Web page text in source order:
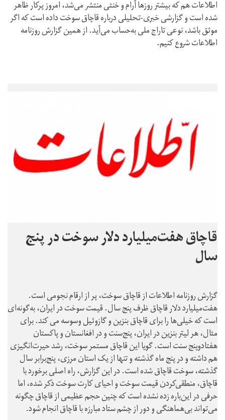
اطلاعات هم که بیشتر روزها آرام و خنثی منتشر می‌شد، امروز پرکار ظاهر
شده است و گزارشی خبری-تحلیلی درباره قاچاق سوخت داده است که اگر
موثق باشد، نوعی تاراج ملی به‌حساب می‌آید. از همین گزارش روزنامه
اطلاعات شروع کنیم.
قاچاق هفت‌میلیارد دلار سوخت در پنج‌
سال
گزارش روزنامه اطلاعات از قاچاق سوخت، پر از ارقام نجومی است.
هفت‌میلیارد دلار قاچاق ظرف پنج سال. قیمت سوخت در ایران، به‌گونه‌ای
است که خیلی‌ها را برای قاچاق بنزین و گازوئیل وسوسه می کند. برای
مثال، هر لیتر بنزین در ایران، پنج‌سنت و در افغانستان و پاکستان
هفتادوپنج سنت است. گویا این قاچاق مستمر سوخت، رشد حیرت‌انگیزی
هم داشته و در پنج ماه گذشته و تنها از یک استان مرزی، پنج‌برابر سال
گذشته، سوخت قاچاق شده است. در این گزارش، راه اصلی برخورد با
قاچاق، منطقی‌کردن قیمت سوخت و احیای کارت سوخت ذکر شده، اما
حرفی در این‌باره زده نشده است که چنین حجم عظیمی از قاچاق چگونه
می‌تواند بی‌هماهنگی و دور از چشم ستاد مبارزه با قاچاق انجام شود.